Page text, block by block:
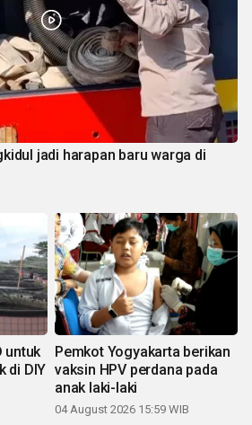
jadi harapan baru warga di
untuk
di DIY
Pemkot Yogyakarta berikan
vaksin HPV perdana pada
anak laki-laki
04 August 2026 15:59 WIB